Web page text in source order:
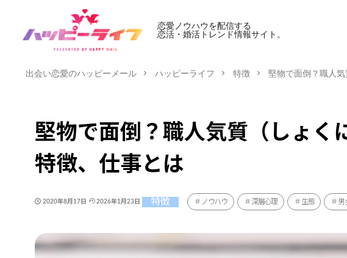
恋愛ノウハウを配信する
恋活・婚活トレンド情報サイト。
出会い恋愛のハッピーメール ハッピーライフ 特徴 堅物で面倒？職人
堅物で面倒？職人気質（しょく
特徴、仕事とは
2020年8月17日 2026年1月23日 特徴 ノウハウ 深層心理 生態 男